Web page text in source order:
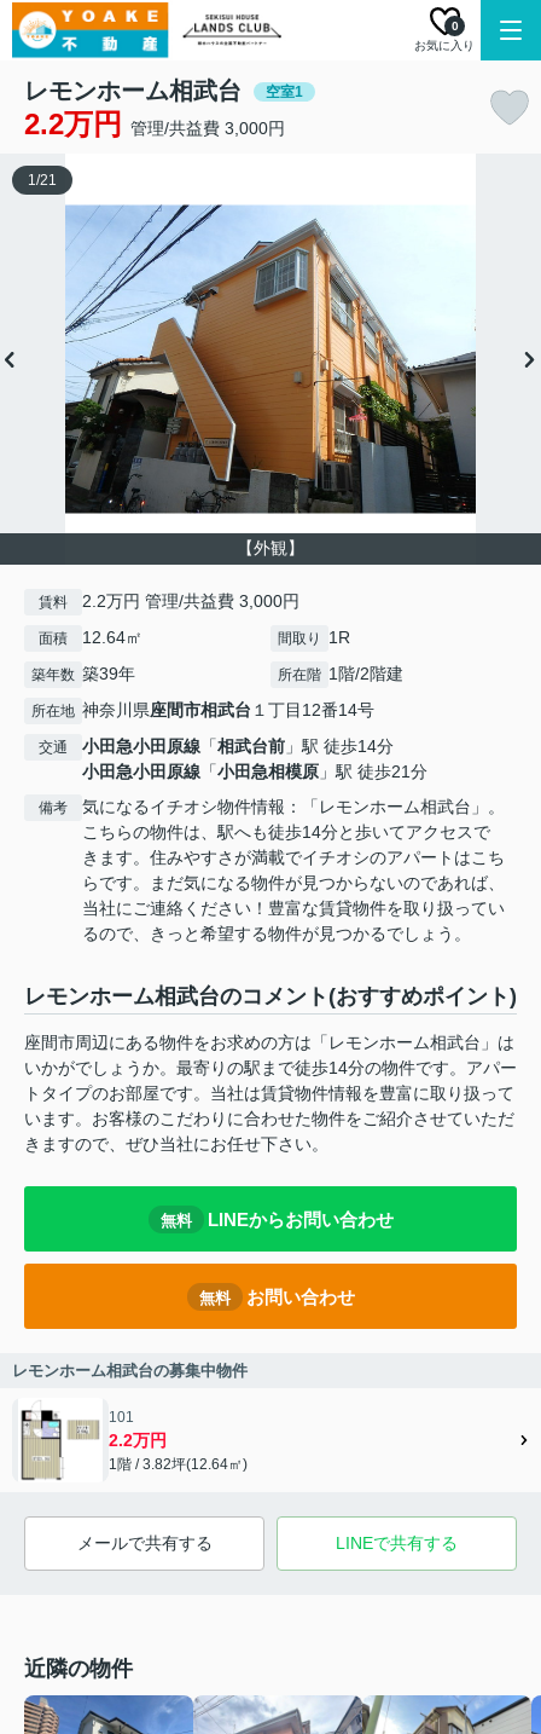
お気に入り
0
レモンホーム相武台 空室1
2.2万円 管理/共益費 3,000円
【外観】
1/21
賃料 2.2万円 管理/共益費 3,000円
面積 12.64㎡ 間取り 1R
築年数 築39年 所在階 1階/2階建
所在地 神奈川県座間市相武台 １丁目12番14号
交通 小田急小田原線 「相武台前 」駅 徒歩14分
小田急小田原線 「小田急相模原 」駅 徒歩21分
備考
気になるイチオシ物件情報：「レモンホーム相武台」。
こちらの物件は、駅へも徒歩14分と歩いてアクセスで
きます。住みやすさが満載でイチオシのアパートはこち
らです。まだ気になる物件が見つからないのであれば、
当社にご連絡ください！豊富な賃貸物件を取り扱ってい
るので、きっと希望する物件が見つかるでしょう。
レモンホーム相武台のコメント(おすすめポイント)
座間市周辺にある物件をお求めの方は「レモンホーム相武台」は
いかがでしょうか。最寄りの駅まで徒歩14分の物件です。アパー
トタイプのお部屋です。当社は賃貸物件情報を豊富に取り扱って
います。お客様のこだわりに合わせた物件をご紹介させていただ
きますので、ぜひ当社にお任せ下さい。
無料 LINEからお問い合わせ
無料 お問い合わせ
レモンホーム相武台の募集中物件
101
2.2万円
1階 / 3.82坪(12.64㎡)
メールで共有する LINEで共有する
近隣の物件